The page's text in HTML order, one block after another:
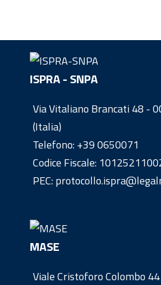
ISPRA - SNPA
Via Vitaliano Brancati 48 -
(Italia)
Telefono:+39 0650071
Codice Fiscale:
PEC:
MASE
Viale Cristoforo Colombo